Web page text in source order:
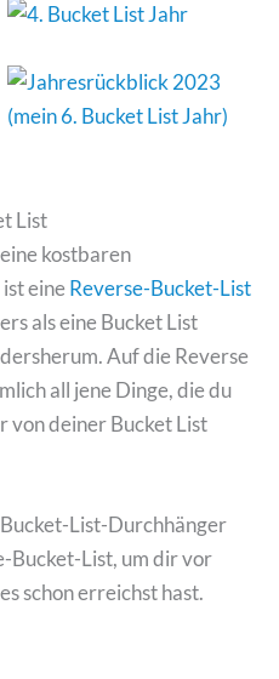
List
kostbaren
eineReverse-Bucket-List
als eine Bucket List
Auf die Reverse
all jene Dinge, die du
von deiner Bucket List
List-Durchhänger
Bucket-List, um dir vor
schon erreichst hast.